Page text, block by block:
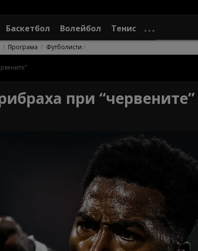
Баскетбол Волейбол Тенис
Програма Футболисти
при “червените”